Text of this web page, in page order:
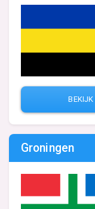
BEKIJK
Groningen